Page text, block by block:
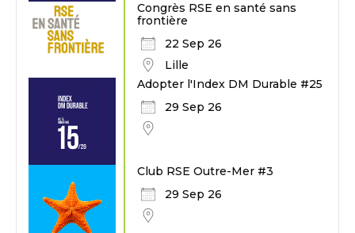
Congrès RSE en santé sans
frontière
22 Sep 26
Lille
Adopter l'Index DM Durable #25
29 Sep 26
Club RSE Outre-Mer #3
29 Sep 26